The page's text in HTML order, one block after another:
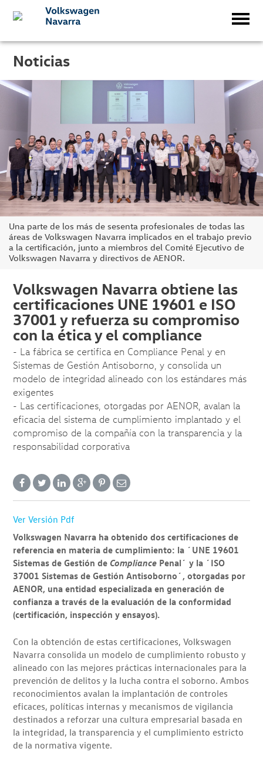
Noticias
Una parte de los más de sesenta profesionales de todas las
áreas de Volkswagen Navarra implicados en el trabajo previo
a la certificación, junto a miembros del Comité Ejecutivo de
Volkswagen Navarra y directivos de AENOR.
Volkswagen Navarra obtiene las
certificaciones UNE 19601 e ISO
37001 y refuerza su compromiso
con la ética y el compliance
- La fábrica se certifica en Compliance Penal y en
Sistemas de Gestión Antisoborno, y consolida un
modelo de integridad alineado con los estándares más
exigentes
- Las certificaciones, otorgadas por AENOR, avalan la
eficacia del sistema de cumplimiento implantado y el
compromiso de la compañía con la transparencia y la
responsabilidad corporativa
Ver Versión Pdf
Volkswagen Navarra ha obtenido dos certificaciones de
referencia en materia de cumplimiento: la ´UNE 19601
Sistemas de Gestión de Compliance Penal´ y la ´ISO
37001 Sistemas de Gestión Antisoborno´, otorgadas por
AENOR, una entidad especializada en generación de
confianza a través de la evaluación de la conformidad
(certificación, inspección y ensayos).
Con la obtención de estas certificaciones, Volkswagen
Navarra consolida un modelo de cumplimiento robusto y
alineado con las mejores prácticas internacionales para la
prevención de delitos y la lucha contra el soborno. Ambos
reconocimientos avalan la implantación de controles
eficaces, políticas internas y mecanismos de vigilancia
destinados a reforzar una cultura empresarial basada en
la integridad, la transparencia y el cumplimiento estricto
de la normativa vigente.